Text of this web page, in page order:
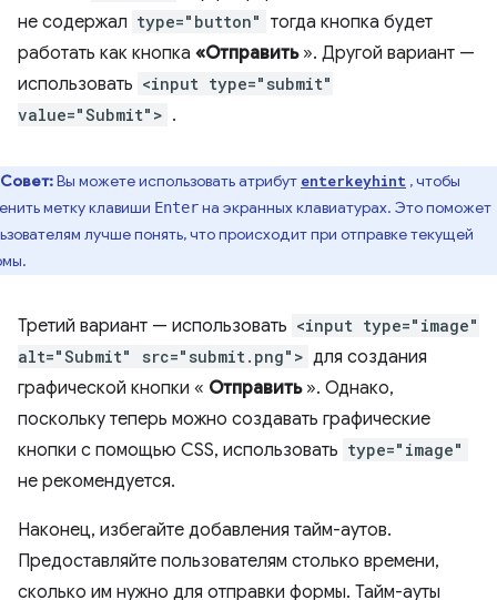
не содержал type="button" тогда кнопка будет
работать как кнопка «Отправить». Другой вариант —
использовать <input type="submit"
value="Submit"> .
Совет:Вы можете использовать атрибут enterkeyhint , чтобы
метку клавиши Enterна экранных клавиатурах. Это поможет
лучше понять, что происходит при отправке текущей
Третий вариант — использовать <input type="image"
alt="Submit" src="submit.png"> для создания
графической кнопки « Отправить». Однако,
поскольку теперь можно создавать графические
кнопки с помощью CSS, использовать type="image"
не рекомендуется.
Наконец, избегайте добавления тайм-аутов.
Предоставляйте пользователям столько времени,
сколько им нужно для отправки формы. Тайм-ауты